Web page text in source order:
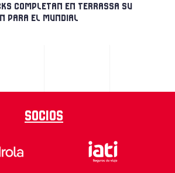
COMPLETAN EN TERRASSA SU
PARA EL MUNDIAL
Socios